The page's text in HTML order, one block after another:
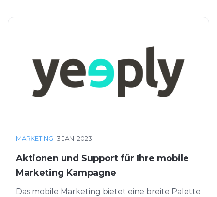
MARKETING ·3 JAN. 2023
Aktionen und Support für Ihre mobile
Marketing Kampagne
Das mobile Marketing bietet eine breite Palette